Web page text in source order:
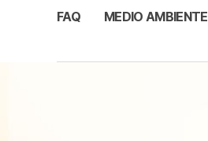
FAQ MEDIO AMBIENTE